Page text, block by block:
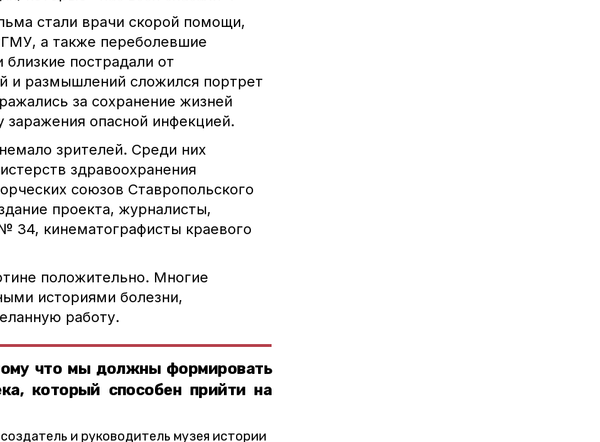
стали врачи скорой помощи,
а также переболевшие
пострадали от
и размышлений сложился портрет
за сохранение жизней
заражения опасной инфекцией.
зрителей. Среди них
здравоохранения
союзов Ставропольского
проекта, журналисты,
кинематографисты краевого
положительно. Многие
историями болезни,
работу.
что мы должны формировать
который способен прийти на
и руководитель музея истории